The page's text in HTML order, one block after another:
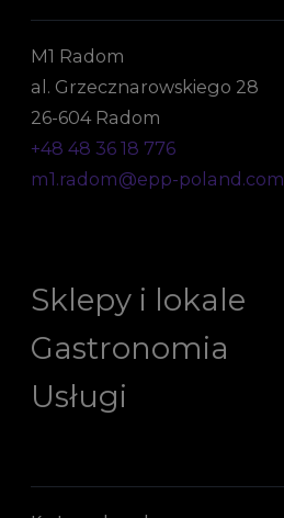
M1 Radom
al. Grzecznarowskiego 28
26-604 Radom
+48 48 36 18 776
m1.radom@epp-poland.com
Sklepy i lokale
Gastronomia
Usługi